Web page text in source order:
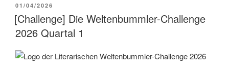
Quartal
2“
VERÖFFENTLICHT
AM
01/04/2026
[Challenge] Die Weltenbummler-Challenge
2026 Quartal 1